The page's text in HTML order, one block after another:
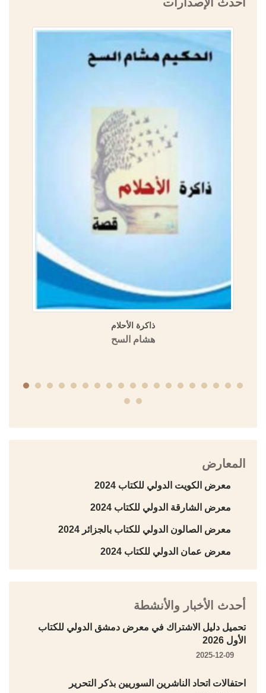
الحمصيين في تاريخ ابن عساكر كتاب (تاريخ دمشق)
منشورات الجمعية التاريخية السورية
المعارض
معرض الكويت الدولي للكتاب 2024
معرض الشارقة الدولي للكتاب 2024
معرض الصالون الدولي للكتاب بالجزائر 2024
معرض عمان الدولي للكتاب 2024
أحدث الأخبار والأنشطة
تحميل دليل الاشتراك في معرض دمشق الدولي للكتاب
الأول 2026
2025-12-09
احتفالات اتحاد الناشرين السوريين بذكر التحرير